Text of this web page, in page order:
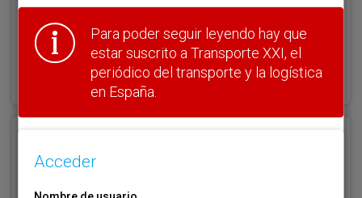
¿Olvidó su clave?
Haga clic aquí para recuperarla.
Para poder seguir leyendo hay que
estar suscrito a Transporte XXI, el
periódico del transporte y la logística
en España.
Acceder